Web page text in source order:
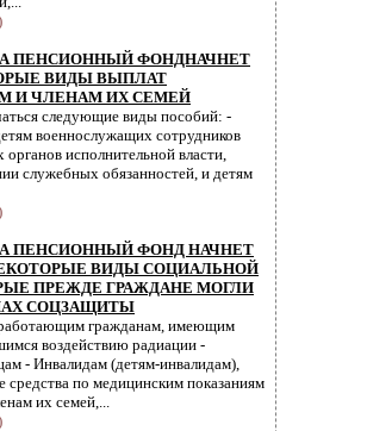
ПЕНСИОННЫЙ ФОНДНАЧНЕТ
ВИДЫ ВЫПЛАТ
И ЧЛЕНАМ ИХ СЕМЕЙ
следующие виды пособий: -
военнослужащих сотрудников
исполнительной власти,
служебных обязанностей, и детям
ПЕНСИОННЫЙ ФОНД НАЧНЕТ
ВИДЫ СОЦИАЛЬНОЙ
ПРЕЖДЕ ГРАЖДАНЕ МОГЛИ
СОЦЗАЩИТЫ
гражданам, имеющим
воздействию радиации -
- Инвалидам (детям-инвалидам),
по медицинским показаниям
их семей,...